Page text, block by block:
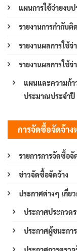
แผนการใช้จ่ายงบ
รายงานการกำกับ
รายงานผลการใช้
รายงานผลการใช้
แผนและความก้า
ประมาณประจำปี
การจัดซื้อจัดจ้า
รายการการจัดซื้อ
ข่าวจัดซื้อจัดจ้าง
ประกาศต่างๆ เกี่ย
ประกาศประกวด
ประกาศผู้ชนะกา